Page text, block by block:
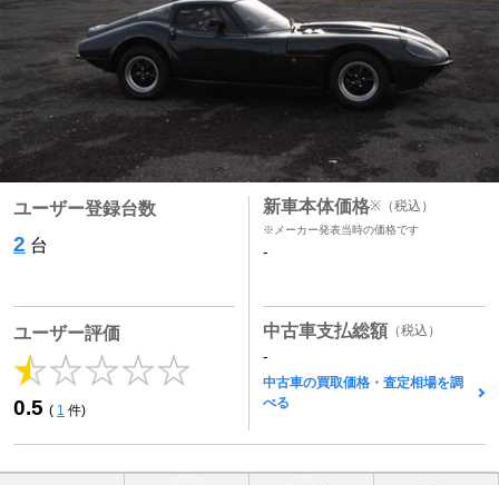
ユーザー登録台数
2 台
ユーザー評価
0.5 ( 1 件)
新車本体価格※ （税込）
※メーカー発表当時の価格です
-
中古車支払総額 （税込）
-
中古車の買取価格・査定相場を調
べる